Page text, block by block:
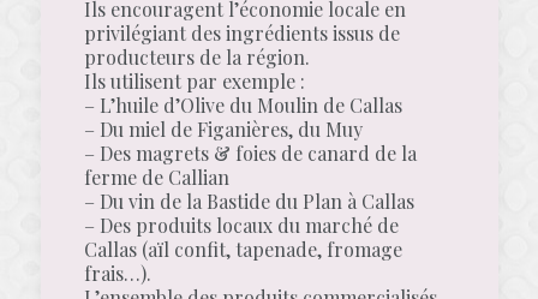
Ils encouragent l’économie locale en
privilégiant des ingrédients issus de
producteurs de la région.
Ils utilisent par exemple :
– L’huile d’Olive du Moulin de Callas
– Du miel de Figanières, du Muy
– Des magrets & foies de canard de la
ferme de Callian
– Du vin de la Bastide du Plan à Callas
– Des produits locaux du marché de
Callas (aïl confit, tapenade, fromage
frais…).